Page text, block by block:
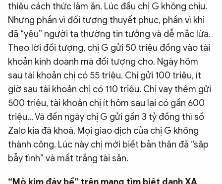
thiệu cách thức làm ăn. Lúc đầu chị G không chịu.
Nhưng phần vì đối tượng thuyết phục, phần vì khi
đã “yêu” người ta thường tin tưởng và dễ mắc lừa.
Theo lời đối tượng, chị G gửi 50 triệu đồng vào tài
khoản kinh doanh mà đối tượng cho. Ngày hôm
sau tài khoản chị có 55 triệu. Chị gửi 100 triệu, ít
giờ sau tài khoản chị có 110 triệu. Chị vay thêm gửi
500 triệu, tài khoản chị ít hôm sau lại có gần 600
triệu… Và đến ngày chị G gửi gần 3 tỷ đồng thì số
Zalo kia đã khoá. Mọi giao dịch của chị G không
thành công. Lúc này chị mới biết bản thân đã “sập
bẫy tình” và mất trắng tài sản.
“Mò kim đáy bể” trên mạng tìm biệt danh XA